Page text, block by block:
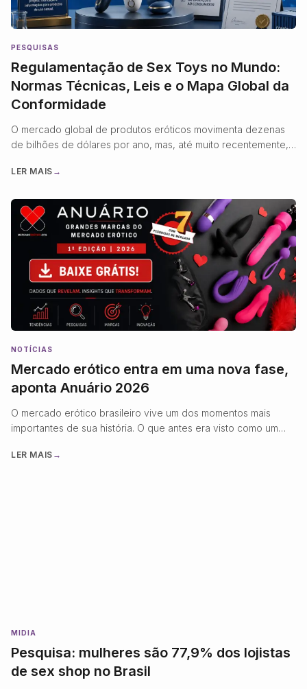
PESQUISAS
Regulamentação de Sex Toys no Mundo:
Normas Técnicas, Leis e o Mapa Global da
Conformidade
O mercado global de produtos eróticos movimenta dezenas
de bilhões de dólares por ano, mas, até muito recentemente,
técnica que rege outros bens de consumo. Um vibrador com
mesmos plásticos e componentes eletrônicos de um
brinquedo infantil ou …
LER MAIS →
NOTÍCIAS
Mercado erótico entra em uma nova fase,
aponta Anuário 2026
O mercado erótico brasileiro vive um dos momentos mais
importantes de sua história. O que antes era visto como um
madura, altamente profissionalizada e orientada por inovação,
LER MAIS →
MIDIA
Pesquisa: mulheres são 77,9% dos lojistas
de sex shop no Brasil